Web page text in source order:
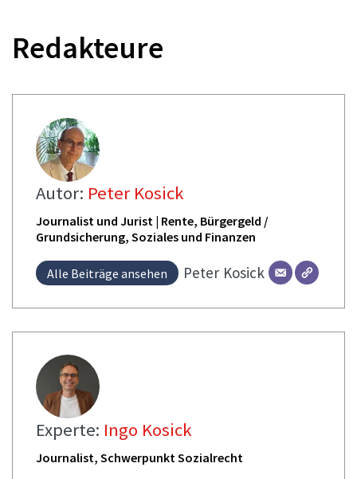
Redakteure
Autor: Peter Kosick
Journalist und Jurist | Rente, Bürgergeld /
Grundsicherung, Soziales und Finanzen
Alle Beiträge ansehen Peter Kosick
Experte: Ingo Kosick
Journalist, Schwerpunkt Sozialrecht